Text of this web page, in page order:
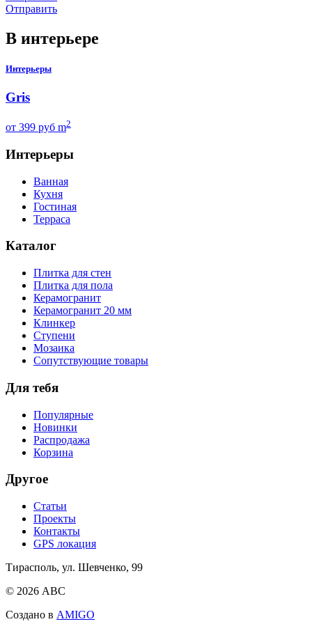
Отправить
В интерьере
Интерьеры
Gris
от 399 руб m2
Интерьеры
Ванная
Кухня
Гостиная
Терраса
Каталог
Плитка для стен
Плитка для пола
Керамогранит
Керамогранит 20 мм
Клинкер
Ступени
Мозаика
Сопутствующие товары
Для тебя
Популярные
Новинки
Распродажа
Корзина
Другое
Статьи
Проекты
Контакты
GPS локация
Тирасполь, ул. Шевченко, 99
© 2026 АВС
Создано в AMIGO